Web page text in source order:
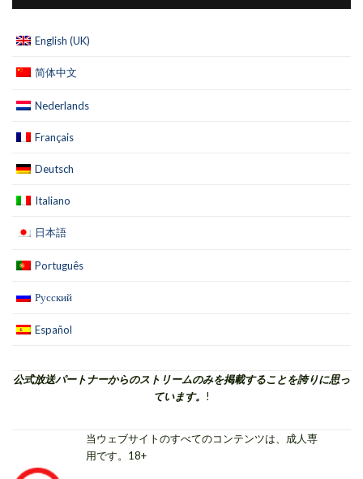
English (UK)
简体中文
Nederlands
Français
Deutsch
Italiano
日本語
Português
Русский
Español
公式放送パートナーからのストリームのみを掲載することを誇りに思っ
ています。 !
当ウェブサイトのすべてのコンテンツは、成人専
用です。18+